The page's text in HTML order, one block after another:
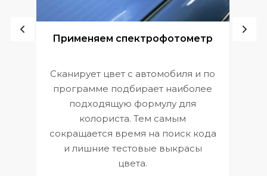
Применяем спектрофотометр
Сканирует цвет с автомобиля и по
программе подбирает наиболее
подходящую формулу для
колориста. Тем самым
сокращается время на поиск кода
и лишние тестовые выкрасы
цвета.